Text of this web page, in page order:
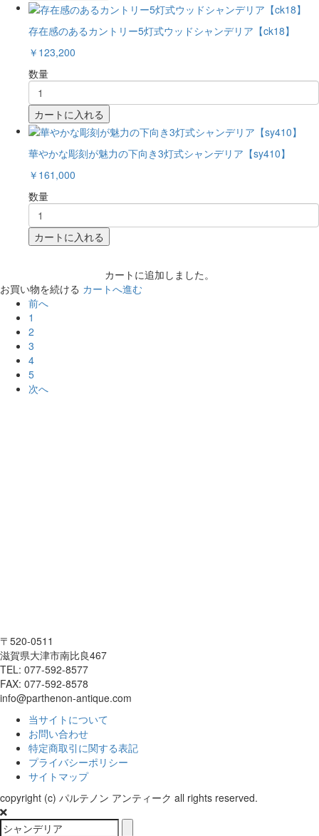
存在感のあるカントリー5灯式ウッドシャンデリア【ck18】
￥123,200
数量
カートに入れる
華やかな彫刻が魅力の下向き3灯式シャンデリア【sy410】
￥161,000
数量
カートに入れる
カートに追加しました。
お買い物を続ける カートへ進む
前へ
1
2
3
4
5
次へ
〒520-0511
滋賀県大津市南比良467
TEL: 077-592-8577
FAX: 077-592-8578
info@parthenon-antique.com
当サイトについて
お問い合わせ
特定商取引に関する表記
プライバシーポリシー
サイトマップ
copyright (c) パルテノン アンティーク all rights reserved.